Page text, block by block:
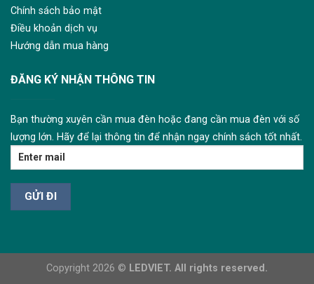
Chính sách bảo mật
Điều khoản dịch vụ
Hướng dẫn mua hàng
ĐĂNG KÝ NHẬN THÔNG TIN
Bạn thường xuyên cần mua đèn hoặc đang cần mua đèn với số
lượng lớn. Hãy để lại thông tin để nhận ngay chính sách tốt nhất.
Copyright 2026 © LEDVIET. All rights reserved.